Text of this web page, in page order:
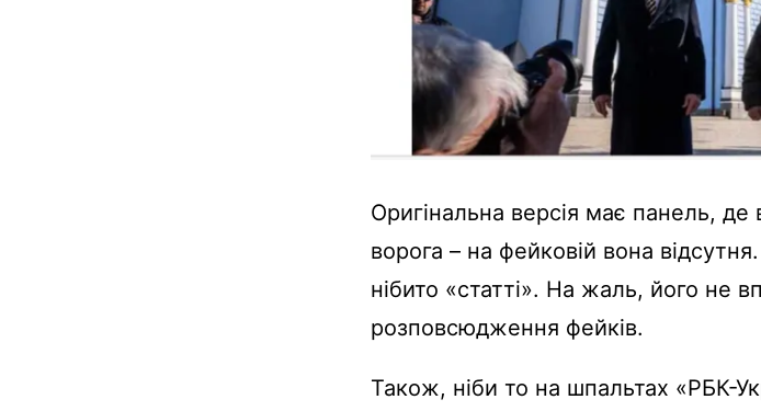
Оригінальна версія має панель, де
ворога – на фейковій вона
нібито «статті». На жаль, його не
розповсюдження фейків.
Також, ніби то на шпальтах «РБК-